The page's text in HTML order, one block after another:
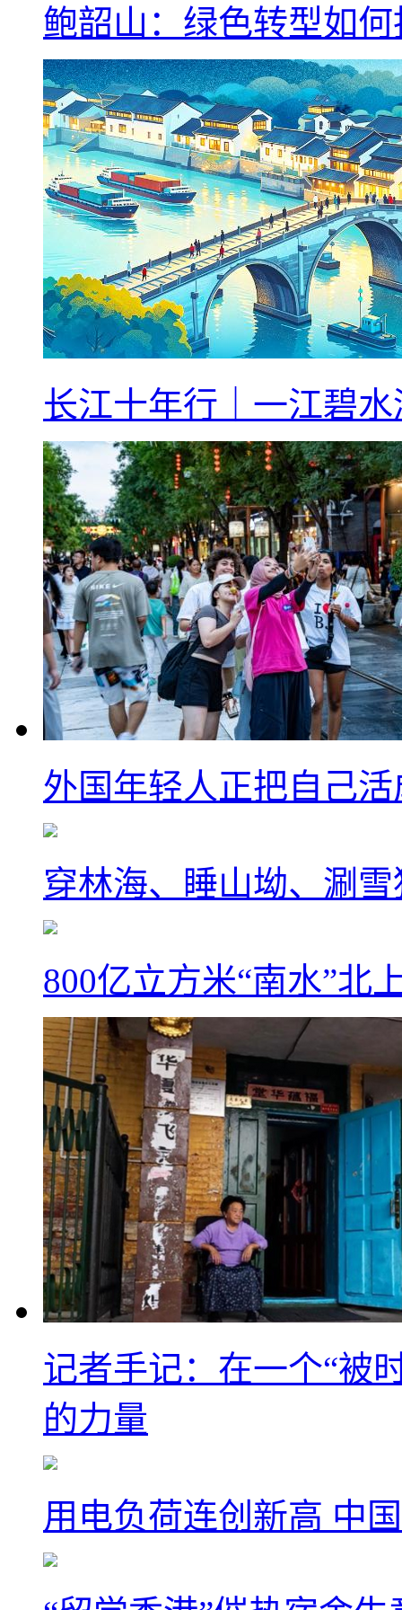
鲍韶山：绿色转型如
长江十年行｜一江碧
外国年轻人正把自己活
穿林海、睡山坳、涮
800亿立方米“南水”北
记者手记：在一个“被
的力量
用电负荷连创新高 中